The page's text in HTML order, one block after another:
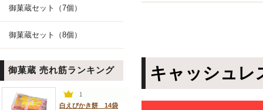
御菓蔵セット（7個）
御菓蔵セット（8個）
御菓蔵 売れ筋ランキング
白えびかき餅 14袋
キャッシュ